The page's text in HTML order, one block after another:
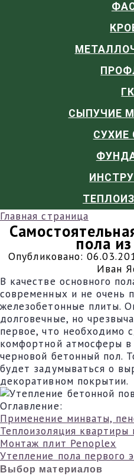
СЫПУЧИЕ
СУХИЕ
Главная страница
пола
Опубликовано:
Иван
В качестве основного
современных и не очень
железобетонные плиты.
долговечные, но
первое, что необходимо
комфортной атмосферы
черновой бетонный пол.
будет задумываться о
декоративном покрытии.
Оглавление:
Применение минваты,
Теплоизоляция квартиры
Монтаж плит Penoplex
Утепление пола первого
Выбор материалов